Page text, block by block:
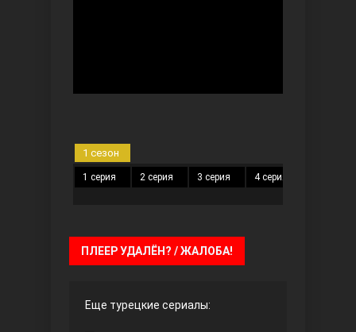
1 сезон
1 серия 2 серия 3 серия 4 серия
ПЛЕЕР УДАЛЁН? / ЖАЛОБА!
Еще турецкие сериалы: